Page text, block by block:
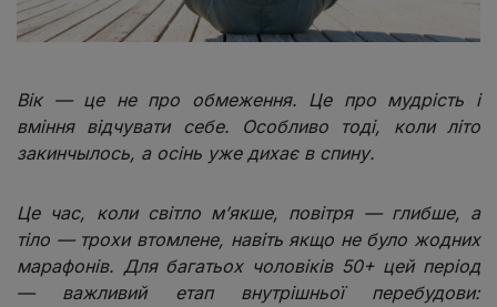
Вік — це не про обмеження. Це про мудрість і
вміння відчувати себе. Особливо тоді, коли літо
закинчылось, а осінь уже дихає в спину.
Це час, коли світло м’якше, повітря — глибше, а
тіло — трохи втомлене, навіть якщо не було жодних
марафонів. Для багатьох чоловіків 50+ цей період
— важливий етап внутрішньої перебудови: